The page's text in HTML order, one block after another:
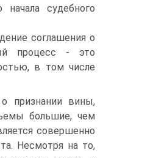
судебного
соглашения о
процесс - это
в том числе
признании вины,
большие, чем
совершенно
Несмотря на то,